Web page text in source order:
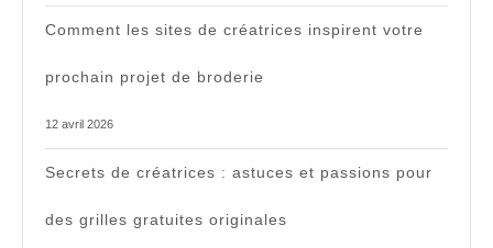
Comment les sites de créatrices inspirent votre
prochain projet de broderie
12 avril 2026
Secrets de créatrices : astuces et passions pour
des grilles gratuites originales